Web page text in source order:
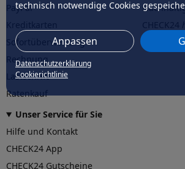
technisch notwendige Cookies
Anpassen
Datenschutzerklärung
Cookierichtlinie
PayPal
Sofortüberweisung
Rechnung
Lastschrift
Ratenkauf
CHECK24
Unser Service für Sie
Hilfe und Kontakt
CHECK24 App
CHECK24 Gutscheine